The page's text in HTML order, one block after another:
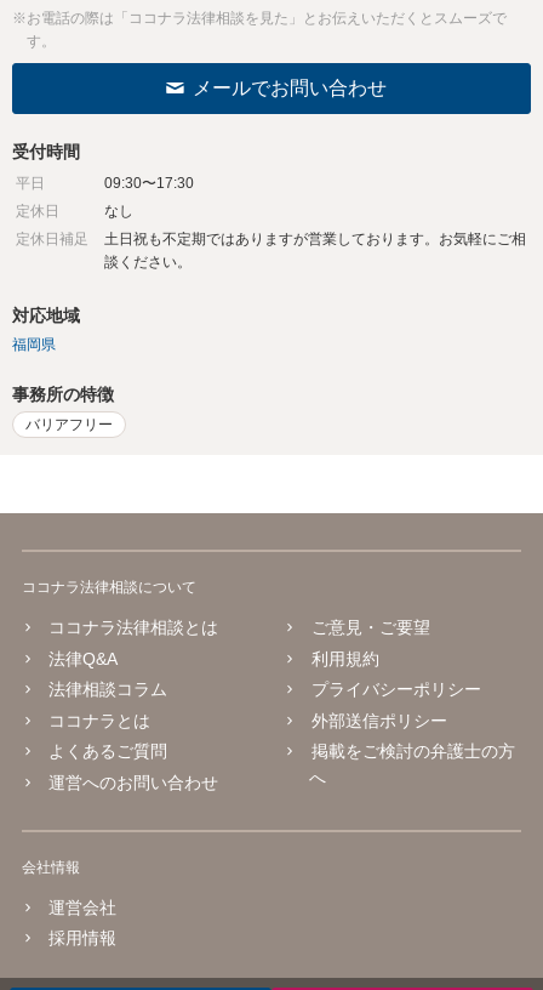
※お電話の際は「ココナラ法律相談を見た」とお伝えいただくとスムーズで
す。
メールでお問い合わせ
受付時間
平日
09:30〜17:30
定休日
なし
定休日補足
土日祝も不定期ではありますが営業しております。お気軽にご相
談ください。
対応地域
福岡県
事務所の特徴
バリアフリー
ココナラ法律相談について
ココナラ法律相談とは
法律Q&A
法律相談コラム
ココナラとは
よくあるご質問
運営へのお問い合わせ
ご意見・ご要望
利用規約
プライバシーポリシー
外部送信ポリシー
掲載をご検討の弁護士の方
へ
会社情報
運営会社
採用情報